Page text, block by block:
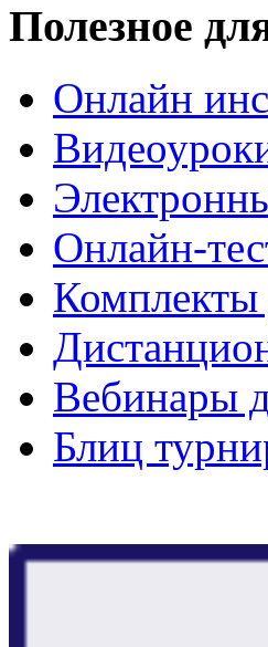
Полезное
Онлайн
Онлайн-
Комплекты
Вебинары
Блиц